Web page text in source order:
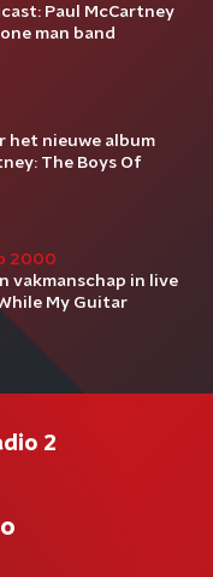
Paul McCartney
man band
het nieuwe album
The Boys Of
2000
vakmanschap in live
My Guitar
2